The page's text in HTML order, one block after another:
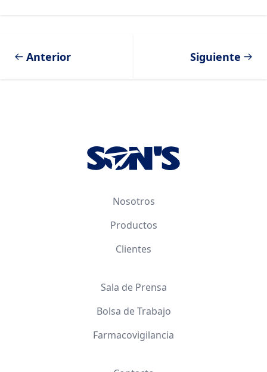
Anterior Siguiente
Nosotros
Productos
Clientes
Sala de Prensa
Bolsa de Trabajo
Farmacovigilancia